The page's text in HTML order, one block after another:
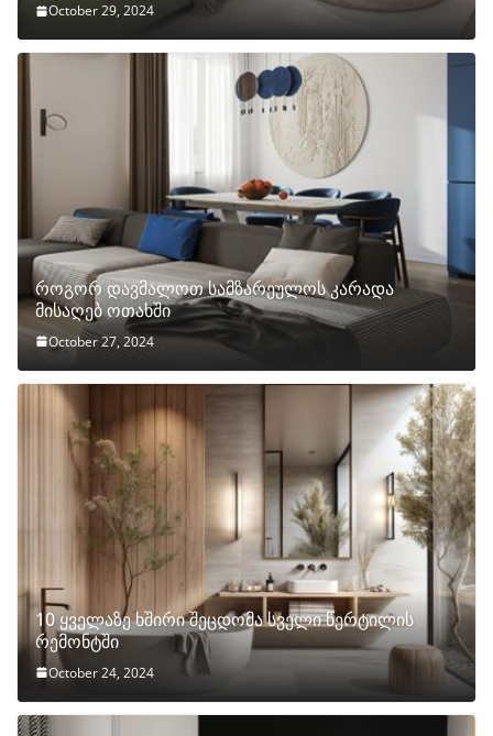
October 29, 2024
როგორ დავმალოთ სამზარეულოს კარადა
მისაღებ ოთახში
October 27, 2024
10 ყველაზე ხშირი შეცდომა სველი წერტილის
რემონტში
October 24, 2024